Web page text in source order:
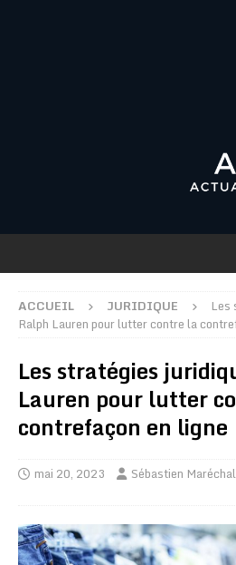
ACCUEIL JURIDIQUE
Les
Ralph Lauren pour lutter contre la
Les stratégies
Lauren pour lutter
contrefaçon en ligne
mai 20, 2023 Sébastien Maréchal